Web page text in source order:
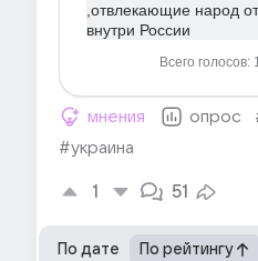
,отвлекающие народ
внутри России
Всего голосов:
мнения опрос
#украина
1 51
По дате По рейтингу